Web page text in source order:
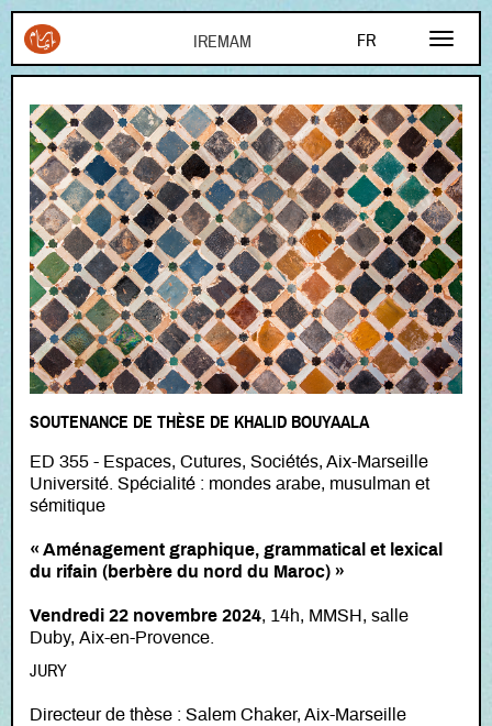
FR
EN
AR
Aller au contenu principal
SOUTENANCE DE THÈSE DE KHALID BOUYAALA
ED 355 - Espaces, Cutures, Sociétés, Aix-Marseille
Université. Spécialité : mondes arabe, musulman et
sémitique
« Aménagement graphique, grammatical et lexical
du rifain (berbère du nord du Maroc) »
Vendredi 22 novembre 2024, 14h, MMSH, salle
Duby, Aix-en-Provence.
JURY
Directeur de thèse : Salem Chaker, Aix-Marseille